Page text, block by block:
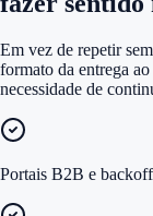
Em vez de repetir
formato da entrega
necessidade de
Portais B2B e